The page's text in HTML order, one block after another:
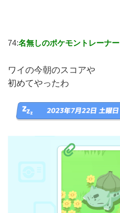
74:名無しのポケモントレーナー
ワイの今朝のスコアや
初めてやったわ